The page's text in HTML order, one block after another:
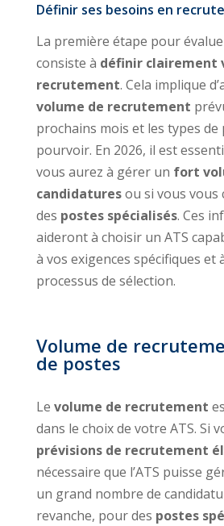
Définir ses besoins en
La première étape pour
consiste à définir clairement
recrutement. Cela implique
volume de recrutement
prochains mois et les types de
pourvoir. En 2026, il est
vous aurez à gérer un fort
candidaturesou si vous vous
des postes spécialisés. Ces
aideront à choisir un ATS
à vos exigences spécifiques et
processus de sélection.
Volume de
de postes
Le volume de recrutement
dans le choix de votre ATS. Si
prévisions de recrutement
nécessaire que l’ATS puisse
un grand nombre de
revanche, pour des postes